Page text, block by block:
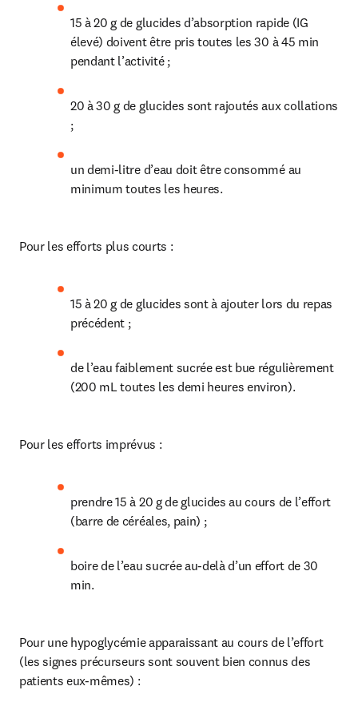
15 à 20 g de glucides d’absorption rapide (IG
élevé) doivent être pris toutes les 30 à 45 min
pendant l’activité ;
20 à 30 g de glucides sont rajoutés aux collations
;
un demi-litre d’eau doit être consommé au
minimum toutes les heures.
Pour les efforts plus courts :
15 à 20 g de glucides sont à ajouter lors du repas
précédent ;
de l’eau faiblement sucrée est bue régulièrement
(200 mL toutes les demi heures environ).
Pour les efforts imprévus :
prendre 15 à 20 g de glucides au cours de l’effort
(barre de céréales, pain) ;
boire de l’eau sucrée au-delà d’un effort de 30
min.
Pour une hypoglycémie apparaissant au cours de l’effort
(les signes précurseurs sont souvent bien connus des
patients eux-mêmes) :